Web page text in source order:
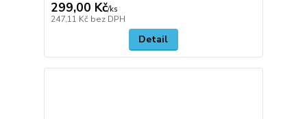
299,00 Kč/ks
247,11 Kč bez DPH
Detail